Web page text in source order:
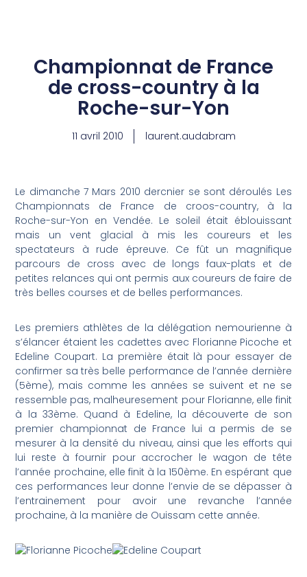
contenuChampionnat de France
de cross-country à la
Roche-sur-Yon
11 avril 2010 laurent.audabram
Le dimanche 7 Mars 2010 dercnier se sont déroulés Les
Championnats de France de croos-country, à la
Roche-sur-Yon en Vendée. Le soleil était éblouissant
mais un vent glacial à mis les coureurs et les
spectateurs à rude épreuve. Ce fût un magnifique
parcours de cross avec de longs faux-plats et de
petites relances qui ont permis aux coureurs de faire de
très belles courses et de belles performances.
Les premiers athlètes de la délégation nemourienne à
s’élancer étaient les cadettes avec Florianne Picoche et
Edeline Coupart. La première était là pour essayer de
confirmer sa très belle performance de l’année dernière
(5ème), mais comme les années se suivent et ne se
ressemble pas, malheuresement pour Florianne, elle finit
à la 33ème. Quand à Edeline, la découverte de son
premier championnat de France lui a permis de se
mesurer à la densité du niveau, ainsi que les efforts qui
lui reste à fournir pour accrocher le wagon de tête
l’année prochaine, elle finit à la 150ème. En espérant que
ces performances leur donne l’envie de se dépasser à
l’entrainement pour avoir une revanche l’année
prochaine, à la manière de Ouissam cette année.